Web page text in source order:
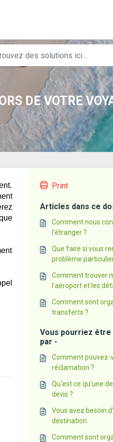
DE VOTRE
Print
Articles dans ce
Comment nous
l'étranger ?
Que faire si vous
problème
Comment trouver
l'aéroport et les
Comment sont
transferts ?
Vous pourriez
par -
Comment pouvez-
réclamation ?
Qu'est ce qu'une
devis ?
Vous avez besoin
destination
Comment sont